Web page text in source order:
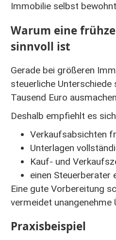
Immobilie selbst
Warum eine
sinnvoll ist
Gerade bei größeren
steuerliche Unterschiede
Tausend Euro
Deshalb empfiehlt es
Verkaufsabsichten
Unterlagen
Kauf- und
einen Steuerberater
Eine gute Vorbereitung
vermeidet unangenehme
Praxisbeispiel